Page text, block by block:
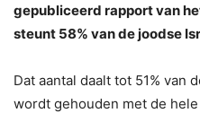
gepubliceerd rapport van
steunt 58% van de joodse
Dat aantal daalt tot 51% van
wordt gehouden met de